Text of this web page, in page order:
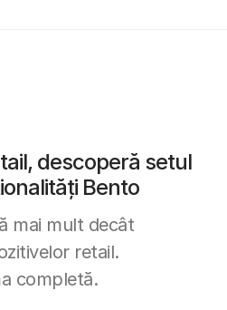
descoperă setul
Bento
mai mult decât
retail.
completă.